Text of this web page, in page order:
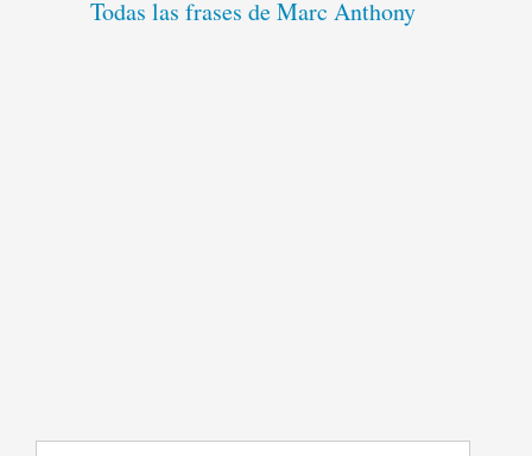
Todas las frases de Marc Anthony